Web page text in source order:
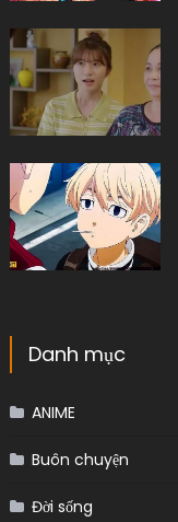
Danh mục
ANIME
Buôn chuyện
Đời sống